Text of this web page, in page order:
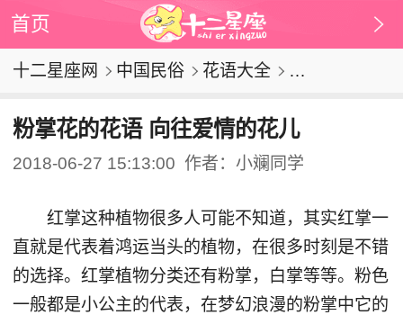
首页
十二星座网 中国民俗 花语大全
粉掌花的花语 向往爱情的花儿
2018-06-27 15:13:00 作者：小斓同学
红掌这种植物很多人可能不知道，其实红掌一
直就是代表着鸿运当头的植物，在很多时刻是不错
的选择。红掌植物分类还有粉掌，白掌等等。粉色
一般都是小公主的代表，在梦幻浪漫的粉掌中它的